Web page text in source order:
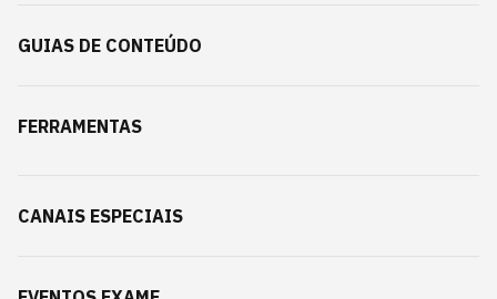
GUIAS DE CONTEÚDO
FERRAMENTAS
CANAIS ESPECIAIS